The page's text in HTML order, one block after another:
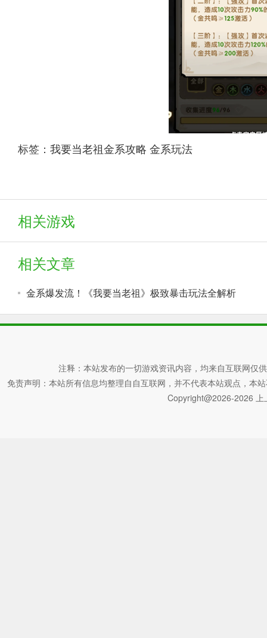
标签： 我要当老祖金系攻略 金系玩法
相关游戏
相关文章
金系爆发流！《我要当老祖》极致暴击玩法全解析
注释：本站发布的一切游戏资讯内容，均来自互联网仅
免责声明：本站所有信息均整理自自互联网，并不代表本站观点，本
Copyright@2026-2026